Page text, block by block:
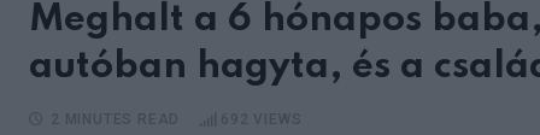
Meghalt a 6 hónapos
autóban hagyta, és a